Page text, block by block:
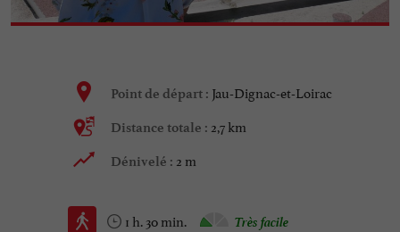
Point de départ : Jau-Dignac-et-Loirac
Distance totale : 2,7 km
Dénivelé : 2 m
1 h. 30 min. Très facile